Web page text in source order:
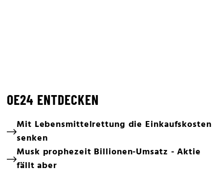
OE24 ENTDECKEN
Mit Lebensmittelrettung die Einkaufskosten
senken
Musk prophezeit Billionen-Umsatz - Aktie
fällt aber